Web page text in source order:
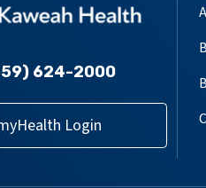
624-2000
Login